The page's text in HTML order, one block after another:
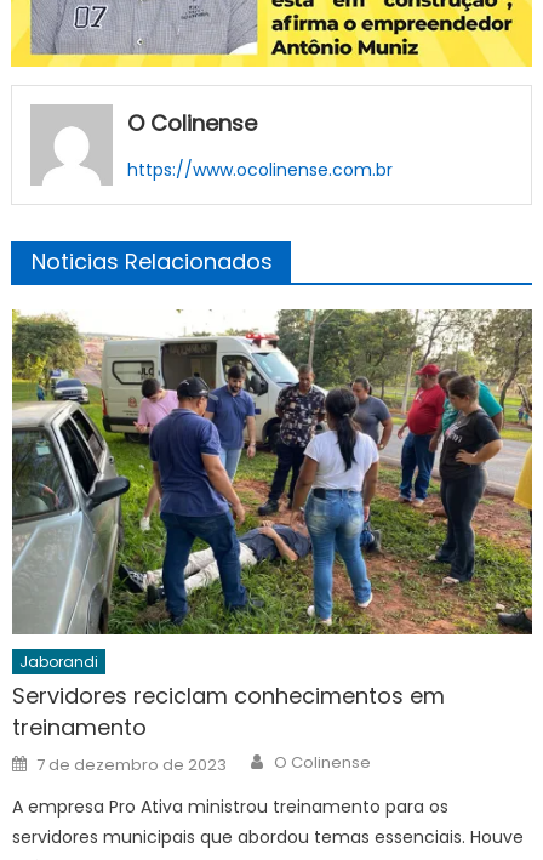
O Colinense
https://www.ocolinense.com.br
Noticias Relacionados
Jaborandi
Servidores reciclam conhecimentos em
treinamento
Posted
on
7 de dezembro de 2023 Author
O Colinense
A empresa Pro Ativa ministrou treinamento para os
servidores municipais que abordou temas essenciais. Houve